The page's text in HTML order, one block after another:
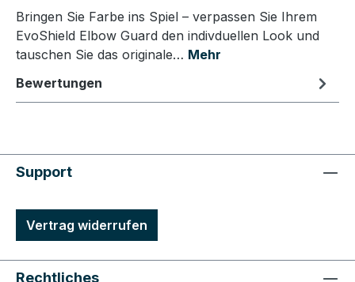
Bringen Sie Farbe ins Spiel – verpassen Sie Ihrem
EvoShield Elbow Guard den indivduellen Look und
tauschen Sie das originale… Mehr
Bewertungen
Support
Vertrag widerrufen
Rechtliches